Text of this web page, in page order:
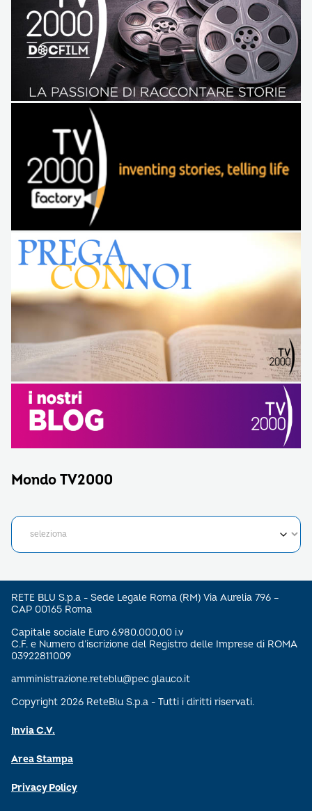
Mondo TV2000
RETE BLU S.p.a - Sede Legale Roma (RM) Via Aurelia 796 –
CAP 00165 Roma
Capitale sociale Euro 6.980.000,00 i.v
C.F. e Numero d’iscrizione del Registro delle Imprese di ROMA
03922811009
amministrazione.reteblu@pec.glauco.it
Copyright 2026 ReteBlu S.p.a - Tutti i diritti riservati.
Invia C.V.
Area Stampa
Privacy Policy